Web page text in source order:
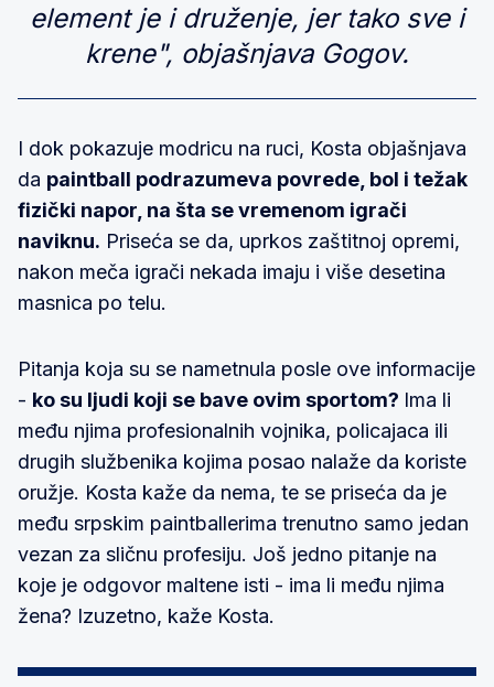
element je i druženje, jer tako sve i
krene", objašnjava Gogov.
I dok pokazuje modricu na ruci, Kosta objašnjava
da paintball podrazumeva povrede, bol i težak
fizički napor, na šta se vremenom igrači
naviknu. Priseća se da, uprkos zaštitnoj opremi,
nakon meča igrači nekada imaju i više desetina
masnica po telu.
Pitanja koja su se nametnula posle ove informacije
- ko su ljudi koji se bave ovim sportom? Ima li
među njima profesionalnih vojnika, policajaca ili
drugih službenika kojima posao nalaže da koriste
oružje. Kosta kaže da nema, te se priseća da je
među srpskim paintballerima trenutno samo jedan
vezan za sličnu profesiju. Još jedno pitanje na
koje je odgovor maltene isti - ima li među njima
žena? Izuzetno, kaže Kosta.